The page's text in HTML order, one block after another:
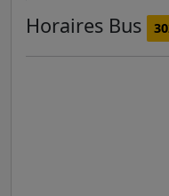
Horaires Bus